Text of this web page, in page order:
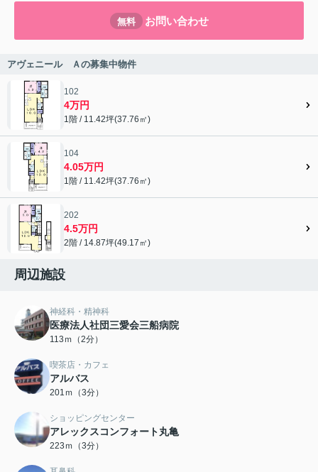
無料 お問い合わせ
アヴェニール Ａの募集中物件
102
4万円
1階 / 11.42坪(37.76㎡)
104
4.05万円
1階 / 11.42坪(37.76㎡)
202
4.5万円
2階 / 14.87坪(49.17㎡)
周辺施設
神経科・精神科
医療法人社団三愛会三船病院
113ｍ（2分）
喫茶店・カフェ
アルバス
201ｍ（3分）
ショッピングセンター
アレックスコンフォート丸亀
223ｍ（3分）